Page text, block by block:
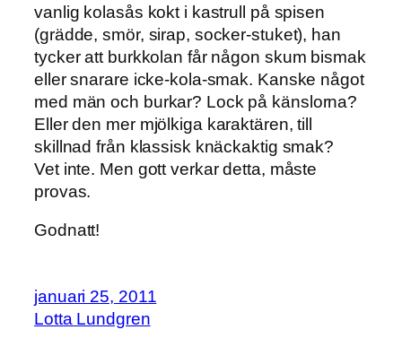
vanlig kolasås kokt i kastrull på spisen
(grädde, smör, sirap, socker-stuket), han
tycker att burkkolan får någon skum bismak
eller snarare icke-kola-smak. Kanske något
med män och burkar? Lock på känslorna?
Eller den mer mjölkiga karaktären, till
skillnad från klassisk knäckaktig smak?
Vet inte. Men gott verkar detta, måste
provas.
Godnatt!
januari 25, 2011
Lotta Lundgren